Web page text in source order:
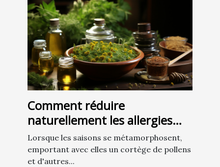
Comment réduire
naturellement les allergies
saisonnières : un guide des
remèdes à base de plantes
Lorsque les saisons se métamorphosent,
emportant avec elles un cortège de pollens
et d'autres...